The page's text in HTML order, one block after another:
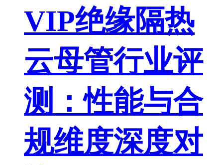
VIP绝缘隔热
云母管行业评
测：性能与合
规维度深度对